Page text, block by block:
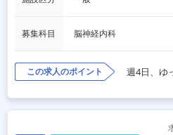
募集科目 脳神経内科
この求人のポイント 週4日、ゆ